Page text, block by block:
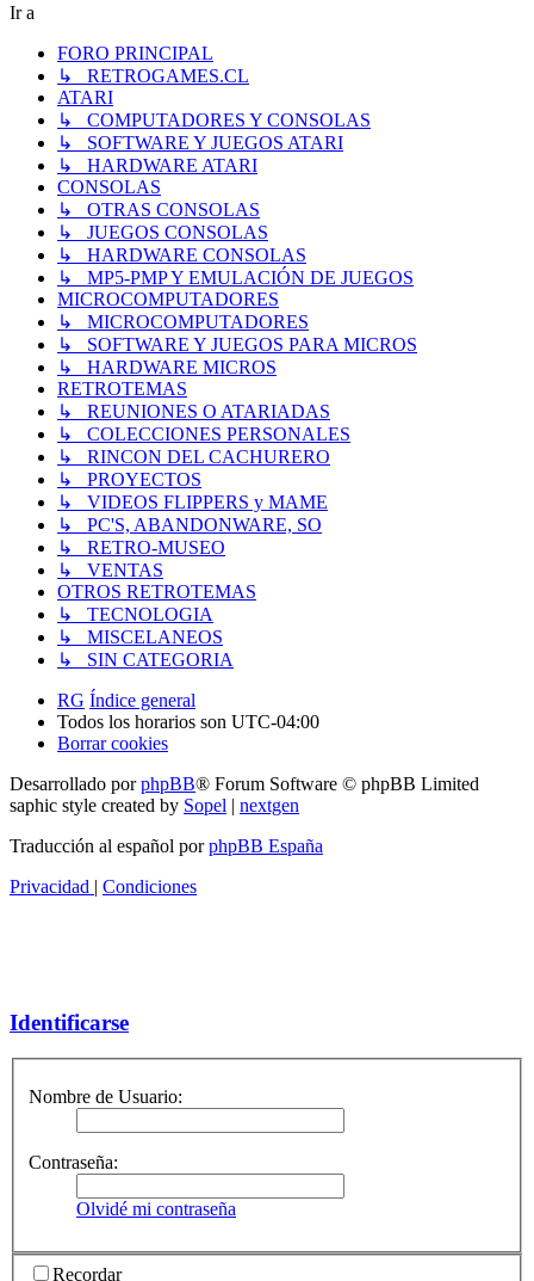
Ir a
FORO PRINCIPAL
↳ RETROGAMES.CL
ATARI
↳ COMPUTADORES Y CONSOLAS
↳ SOFTWARE Y JUEGOS ATARI
↳ HARDWARE ATARI
CONSOLAS
↳ OTRAS CONSOLAS
↳ JUEGOS CONSOLAS
↳ HARDWARE CONSOLAS
↳ MP5-PMP Y EMULACIÓN DE JUEGOS
MICROCOMPUTADORES
↳ MICROCOMPUTADORES
↳ SOFTWARE Y JUEGOS PARA MICROS
↳ HARDWARE MICROS
RETROTEMAS
↳ REUNIONES O ATARIADAS
↳ COLECCIONES PERSONALES
↳ RINCON DEL CACHURERO
↳ PROYECTOS
↳ VIDEOS FLIPPERS y MAME
↳ PC'S, ABANDONWARE, SO
↳ RETRO-MUSEO
↳ VENTAS
OTROS RETROTEMAS
↳ TECNOLOGIA
↳ MISCELANEOS
↳ SIN CATEGORIA
RG Índice general
Todos los horarios son UTC-04:00
Borrar cookies
Desarrollado porphpBB® Forum Software © phpBB Limited
saphic style created by Sopel | nextgen
Traducción al español porphpBB España
Privacidad | Condiciones
Identificarse
Nombre de Usuario:
Contraseña:
Olvidé mi contraseña
Recordar